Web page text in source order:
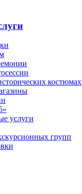
костюмах
услуги
групп